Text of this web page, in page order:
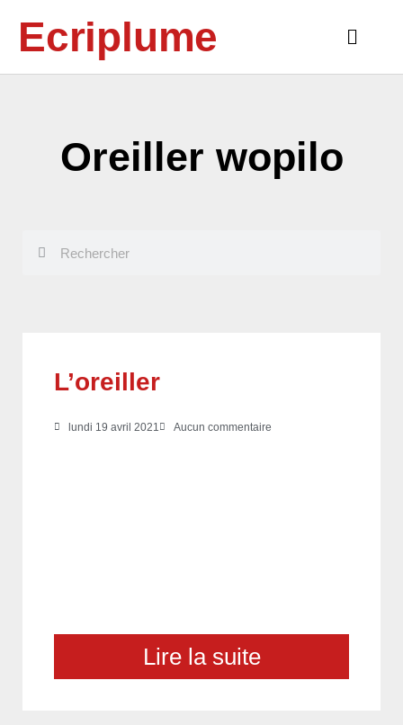
contenuEcriplume
Main
Oreiller wopilo
L’oreiller
lundi 19 avril 2021 Aucun commentaire
Lire la suite